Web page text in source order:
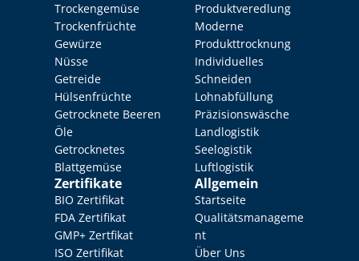
Trockengemüse
Trockenfrüchte
Gewürze
Nüsse
Getreide
Hülsenfrüchte
Getrocknete Beeren
Öle
Getrocknetes
Blattgemüse
Zertifikate
BIO Zertifikat
FDA Zertifikat
GMP+ Zertfikat
ISO Zertifikat
Produktveredlung
Moderne
Produkttrocknung
Individuelles
Schneiden
Lohnabfüllung
Präzisionswäsche
Landlogistik
Seelogistik
Luftlogistik
Allgemein
Startseite
Qualitätsmanageme
nt
Über Uns